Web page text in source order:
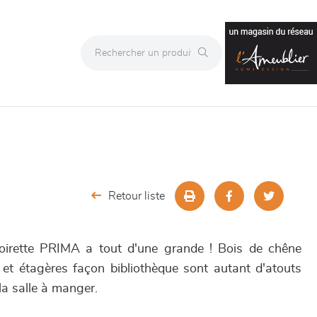
Retour liste
PRIMA a tout d'une grande ! Bois de chêne
étagères façon bibliothèque sont autant d'atouts
salle à manger.